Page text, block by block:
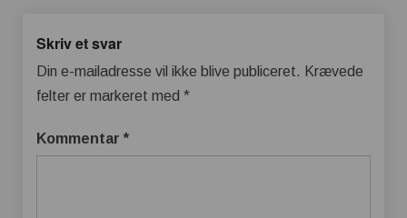
Skriv et svar
Din e-mailadresse vil ikke blive publiceret. Krævede
felter er markeret med *
Kommentar *